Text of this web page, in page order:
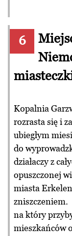
6
Kopalnia
rozrasta się i
ubiegłym
do
działaczy z
opuszczonej
miasta
zniszczeniem.
na który
mieszkańców